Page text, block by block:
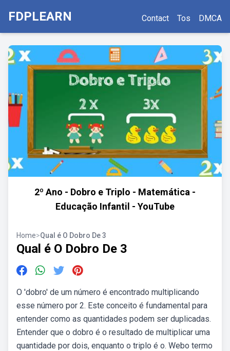
FDPLEARN Contact Tos DMCA
2º Ano - Dobro e Triplo - Matemática -
Educação Infantil - YouTube
Home>Qual é O Dobro De 3
Qual é O Dobro De 3
O 'dobro' de um número é encontrado multiplicando
esse número por 2. Este conceito é fundamental para
entender como as quantidades podem ser duplicadas.
Entender que o dobro é o resultado de multiplicar uma
quantidade por dois, enquanto o triplo é o. Webo termo